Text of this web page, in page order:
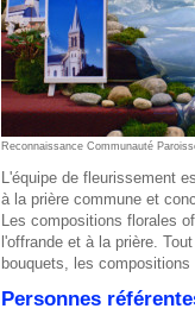
Reconnaissance Communauté
L'équipe de fleurissement
à la prière commune et
Les compositions florales
l'offrande et à la prière.
bouquets, les
Personnes